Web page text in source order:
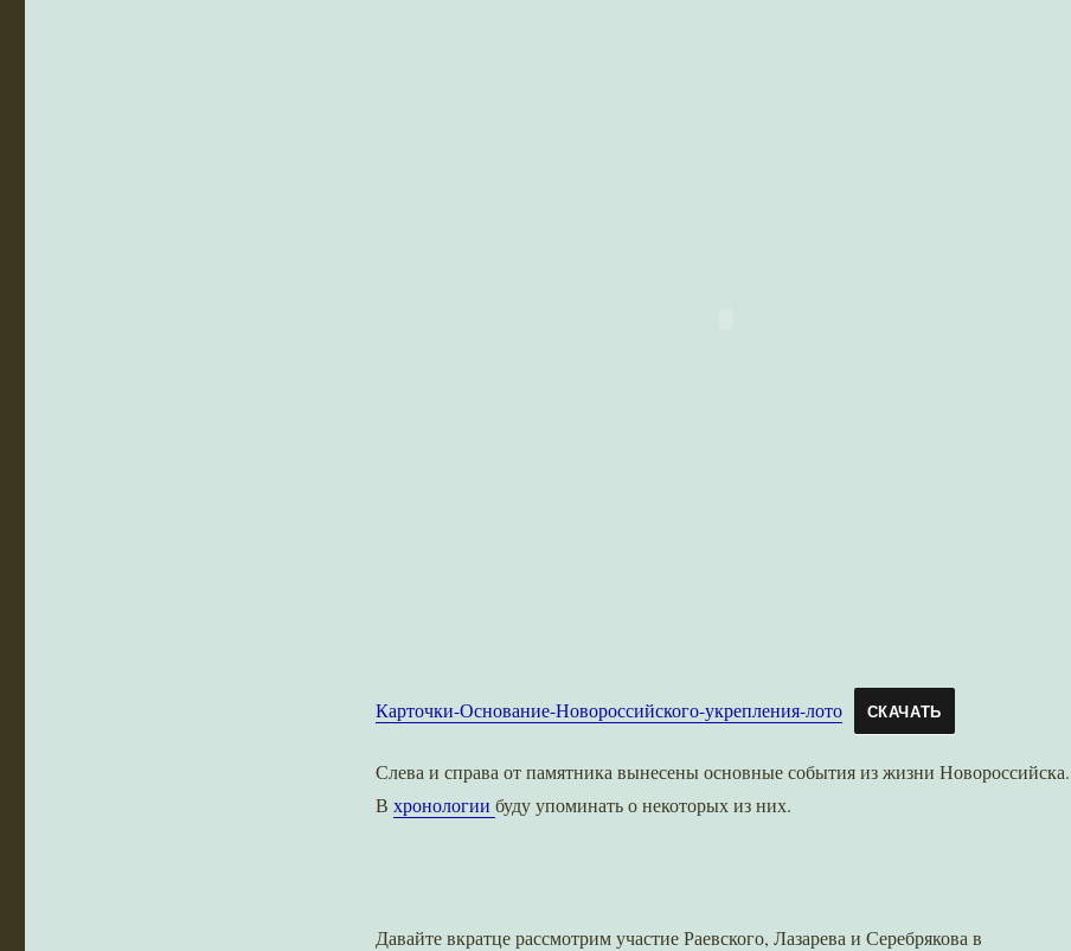
Карточки-Основание-Новороссийского-укрепления-лото СКАЧАТЬ
Слева и справа от памятника вынесены основные события из жизни Новороссийска.
В хронологии буду упоминать о некоторых из них.
Давайте вкратце рассмотрим участие Раевского, Лазарева и Серебрякова в